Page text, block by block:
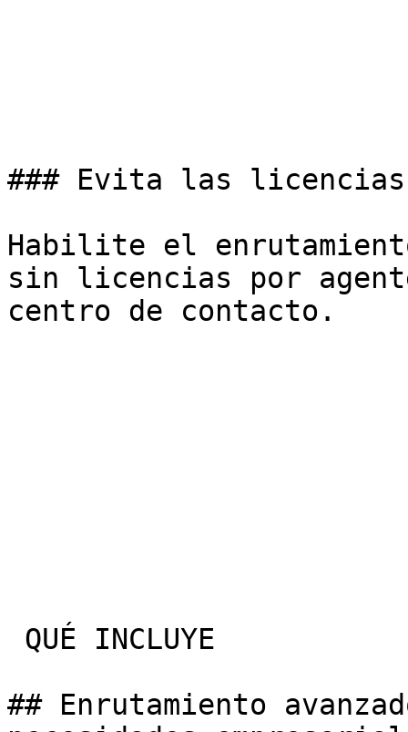
### Evita las licencias
Habilite el enrutamiento
sin licencias por
centro de contacto.
## Enrutamiento